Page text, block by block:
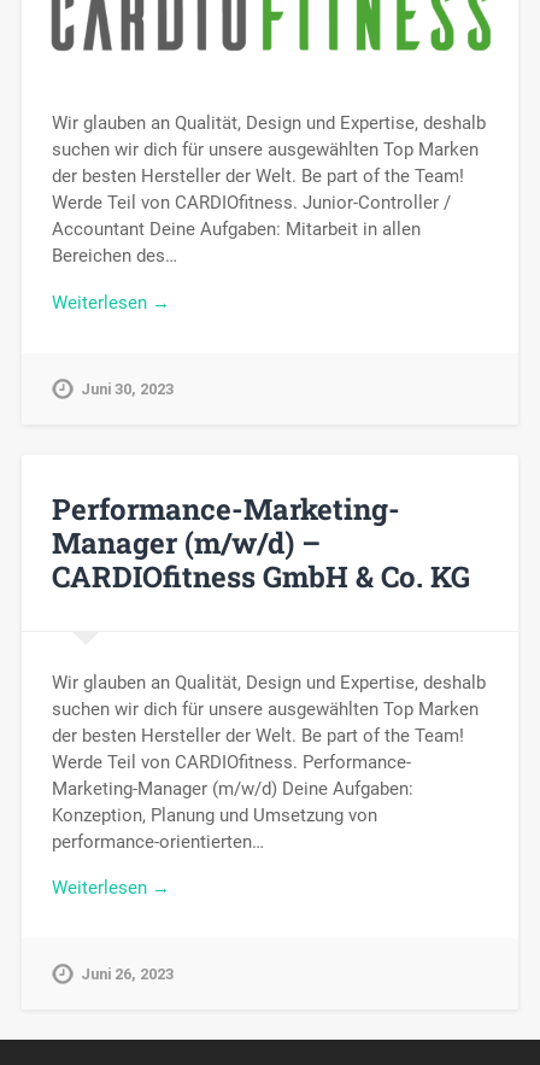
Wir glauben an Qualität, Design und Expertise, deshalb
suchen wir dich für unsere ausgewählten Top Marken
der besten Hersteller der Welt. Be part of the Team!
Werde Teil von CARDIOfitness. Junior-Controller /
Accountant Deine Aufgaben: Mitarbeit in allen
Bereichen des…
Weiterlesen →
Juni 30, 2023
Performance-Marketing-
Manager (m/w/d) –
CARDIOfitness GmbH & Co. KG
Wir glauben an Qualität, Design und Expertise, deshalb
suchen wir dich für unsere ausgewählten Top Marken
der besten Hersteller der Welt. Be part of the Team!
Werde Teil von CARDIOfitness. Performance-
Marketing-Manager (m/w/d) Deine Aufgaben:
Konzeption, Planung und Umsetzung von
performance-orientierten…
Weiterlesen →
Juni 26, 2023